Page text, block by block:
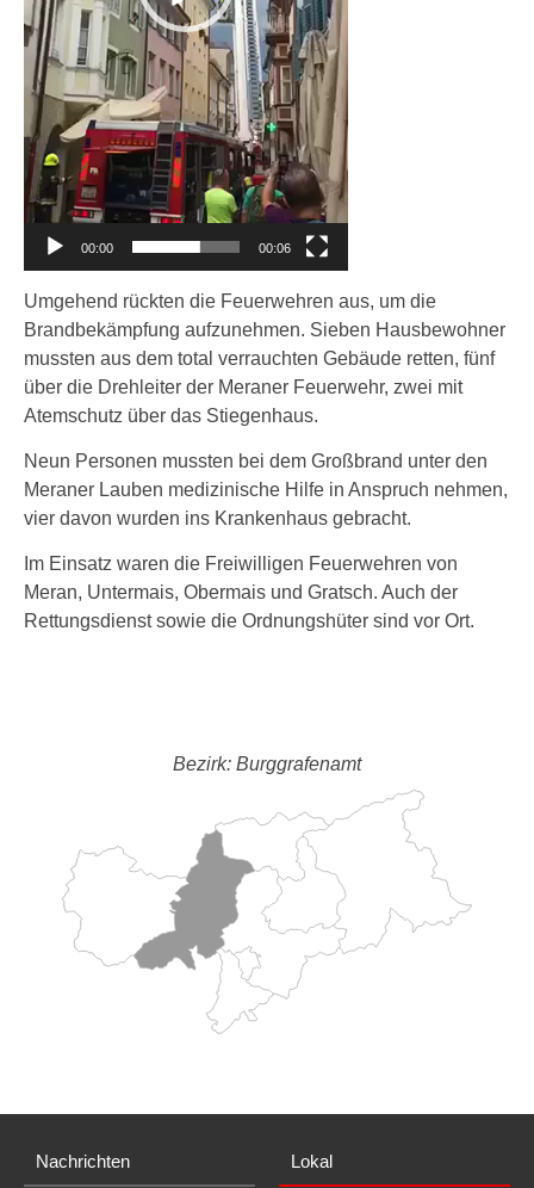
r
00:00 00:06
Umgehend rückten die Feuerwehren aus, um die
Brandbekämpfung aufzunehmen. Sieben Hausbewohner
mussten aus dem total verrauchten Gebäude retten, fünf
über die Drehleiter der Meraner Feuerwehr, zwei mit
Atemschutz über das Stiegenhaus.
Neun Personen mussten bei dem Großbrand unter den
Meraner Lauben medizinische Hilfe in Anspruch nehmen,
vier davon wurden ins Krankenhaus gebracht.
Im Einsatz waren die Freiwilligen Feuerwehren von
Meran, Untermais, Obermais und Gratsch. Auch der
Rettungsdienst sowie die Ordnungshüter sind vor Ort.
Bezirk: Burggrafenamt
Nachrichten Lokal